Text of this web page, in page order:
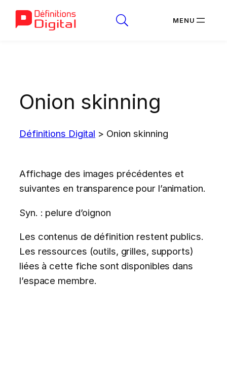
Onion skinning
Définitions Digital > Onion skinning
Affichage des images précédentes et
suivantes en transparence pour l’animation.
Syn. : pelure d’oignon
Les contenus de définition restent publics.
Les ressources (outils, grilles, supports)
liées à cette fiche sont disponibles dans
l’espace membre.